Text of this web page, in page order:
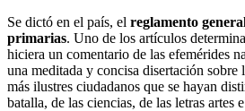
Se dictó en el país, el reglamento
primarias. Uno de los artículos
hiciera un comentario de las efemérides
una meditada y concisa disertación
más ilustres ciudadanos que se hayan
batalla, de las ciencias, de las letras artes